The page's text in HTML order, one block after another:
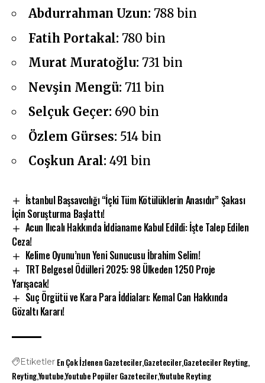
Abdurrahman Uzun: 788 bin
Fatih Portakal: 780 bin
Murat Muratoğlu: 731 bin
Nevşin Mengü: 711 bin
Selçuk Geçer: 690 bin
Özlem Gürses: 514 bin
Coşkun Aral: 491 bin
İstanbul Başsavcılığı “İçki Tüm Kötülüklerin Anasıdır” Şakası
İçin Soruşturma Başlattı!
Acun Ilıcalı Hakkında İddianame Kabul Edildi: İşte Talep Edilen
Ceza!
Kelime Oyunu’nun Yeni Sunucusu İbrahim Selim!
TRT Belgesel Ödülleri 2025: 98 Ülkeden 1250 Proje
Yarışacak!
Suç Örgütü ve Kara Para İddiaları: Kemal Can Hakkında
Gözaltı Kararı!
Etiketler En Çok İzlenen GazetecilerGazetecilerGazeteciler Reyting
ReytingYoutubeYoutube Popüler GazetecilerYoutube Reyting